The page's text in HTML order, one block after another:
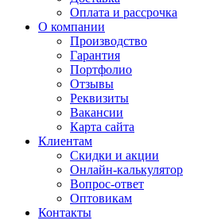
Оплата и рассрочка
О компании
Производство
Гарантия
Портфолио
Отзывы
Реквизиты
Вакансии
Карта сайта
Клиентам
Скидки и акции
Онлайн-калькулятор
Вопрос-ответ
Оптовикам
Контакты